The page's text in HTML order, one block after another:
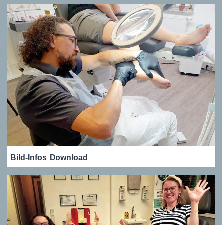
Bild-Infos Download